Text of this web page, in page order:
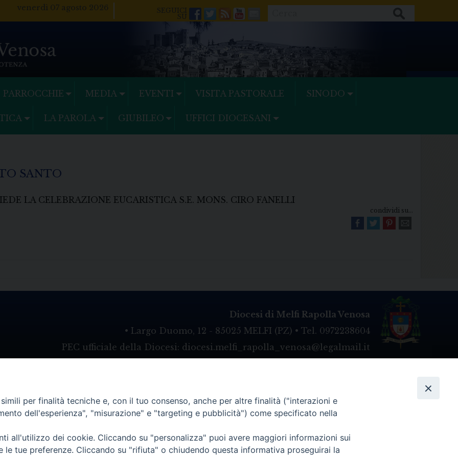
venerdì 07 agosto 2026
Facebook
Twitter
FeedsYoutube
Mail
PARROCCHIE MEDIA EVENTI VISITA PASTORALE SINODO
LA PAROLA GIUBILEO UFFICI DIOCESANI
SANTO
LA CELEBRAZIONE EUCARISTICA S.E. MONS. CIRO FANELLI
condividi su...
Diocesi di Melfi Rapolla Venosa
• Largo Duomo, 12 - 85025 MELFI (PZ) • Tel. 0972238604
PEC ufficiale della Diocesi: diocesi.melfi_rapolla_venosa@legalmail.it
per finalità tecniche e, con il tuo consenso, anche per altre finalità ("interazioni e
dell'esperienza", "misurazione" e "targeting e pubblicità") come specificato nella
all'utilizzo dei cookie. Cliccando su "personalizza" puoi avere maggiori informazioni sui
le tue preferenze. Cliccando su "rifiuta" o chiudendo questa informativa proseguirai la